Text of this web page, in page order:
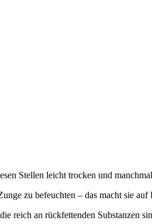
Stellen leicht trocken und
zu befeuchten – das macht sie auf
reich an rückfettenden Substanzen